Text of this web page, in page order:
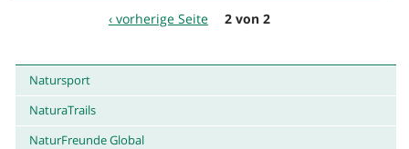
‹ vorherige Seite 2 von 2
Natursport
NaturaTrails
NaturFreunde Global